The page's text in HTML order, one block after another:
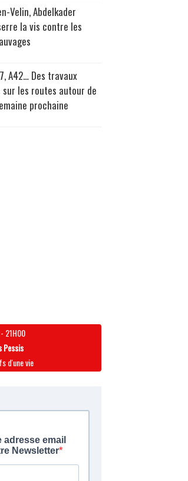
Velin, Abdelkader
la vis contre les
A42… Des travaux
les routes autour de
prochaine
21H00
Pessis
d'une vie